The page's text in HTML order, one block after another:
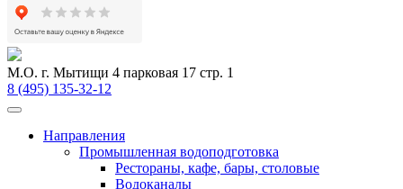
М.О. г. Мытищи 4 парковая 17 стр. 1
8 (495) 135-32-12
Направления
Промышленная водоподготовка
Рестораны, кафе, бары, столовые
Водоканалы